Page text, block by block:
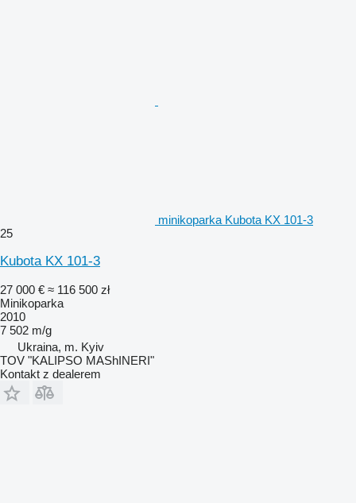
minikoparka Kubota KX 101-3
25
Kubota KX 101-3
27 000 € ≈ 116 500 zł
Minikoparka
2010
7 502 m/g
Ukraina, m. Kyiv
TOV "KALIPSO MAShINERI"
Kontakt z dealerem